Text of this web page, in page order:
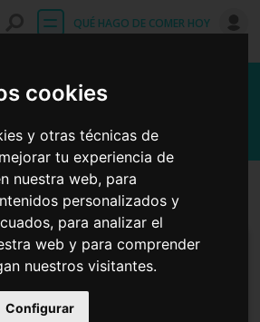
cookies
y otras técnicas de
tu experiencia de
nuestra web, para
personalizados y
para analizar el
web y para comprender
nuestros visitantes.
Configurar
QUÉ HAGO DE COMER HOY Entrar
con loncha de
queso
Platos principales